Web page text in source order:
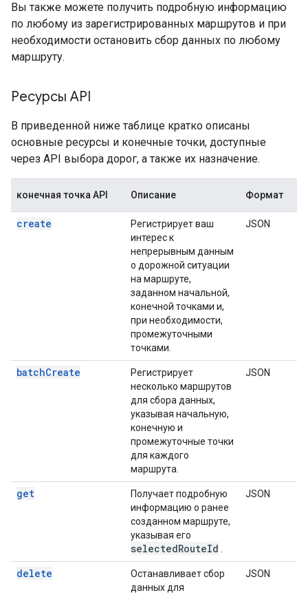
Вы также можете получить подробную информацию
по любому из зарегистрированных маршрутов и при
необходимости остановить сбор данных по любому
маршруту.
Ресурсы API
В приведенной ниже таблице кратко описаны
основные ресурсы и конечные точки, доступные
через API выбора дорог, а также их назначение.
конечная точка API Описание Формат
create
Регистрирует ваш
интерес к
непрерывным данным
о дорожной ситуации
на маршруте,
заданном начальной,
конечной точками и,
при необходимости,
промежуточными
точками.
JSON
batchCreate
Регистрирует
несколько маршрутов
для сбора данных,
указывая начальную,
конечную и
промежуточные точки
для каждого
маршрута.
JSON
get
Получает подробную
информацию о ранее
созданном маршруте,
указывая его
selectedRouteId
JSON
delete
Останавливает сбор
данных для
JSON